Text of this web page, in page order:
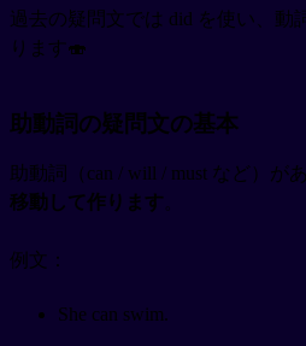
過去の疑問文では did を使い、動
ります🍣
助動詞の疑問文の基本
助動詞（can / will / must など）が
移動して作ります。
例文：
She can swim.